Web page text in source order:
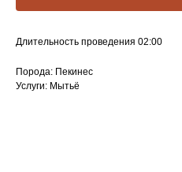
Длительность проведения 02:00
Порода: Пекинес
Услуги: Мытьё